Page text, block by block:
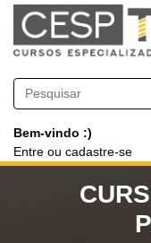
Bem-vindo :)
Entre ou cadastre-se